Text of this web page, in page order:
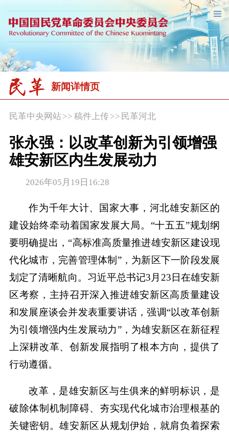
新闻详情页
民革中央网站>> 稿件上传 >> 民革河北
张永强：以改革创新为引领增强
雄安新区内生发展动力
2026年05月19日16:28
作为千年大计、国家大事，河北雄安新区的
建设始终牵动着国家发展大局。“十五五”规划纲
要明确提出，“高标准高质量推进雄安新区建设现
代化城市，完善管理体制”，为新区下一阶段发展
划定了清晰航向。习近平总书记3月23日在雄安新
区考察，主持召开深入推进雄安新区高质量建设
和发展座谈会并发表重要讲话，强调“以改革创新
为引领增强内生发展动力”，为雄安新区在新征程
上深耕改革、创新发展指明了根本方向，提供了
行动遵循。
改革，是雄安新区与生俱来的鲜明标识，是
破除体制机制障碍、夯实现代化城市治理根基的
关键密钥。雄安新区从规划伊始，就肩负着探索